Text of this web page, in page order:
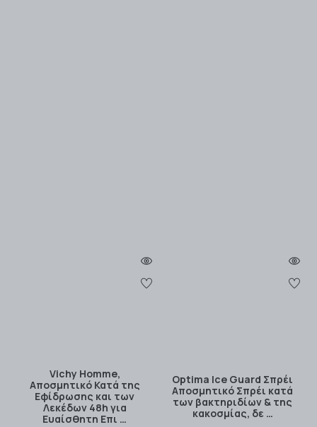
Vichy Homme,
Αποσμητικό Κατά της
Εφίδρωσης και των
Λεκέδων 48h για
Ευαίσθητη Επι …
Optima Ice Guard Σπρέι
Αποσμητικό Σπρέι κατά
των βακτηριδίων & της
κακοσμίας, δε …